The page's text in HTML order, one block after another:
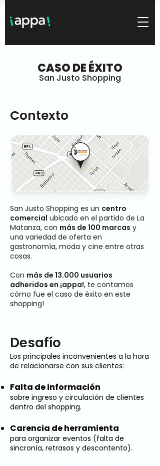
CASO DE ÉXITO
San Justo Shopping
Contexto
San Justo Shopping es un centro
comercial ubicado en el partido de La
Matanza, con más de 100 marcas y
una variedad de oferta en
gastronomía, moda y cine entre otras
cosas.
Con más de 13.000 usuarios
adheridos en ¡appa!, te contamos
cómo fue el caso de éxito en este
shopping!
Desafío
Los principales inconvenientes a la hora
de relacionarse con sus clientes:​​
Falta de información
sobre ingreso y circulación de clientes
dentro del shopping.
Carencia de herramienta
para organizar eventos (falta de
sincronía, retrasos y descontento).